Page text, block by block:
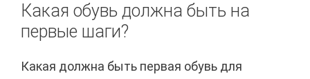
Какая обувь должна быть на
первые шаги?
Какая должна быть первая обувь для